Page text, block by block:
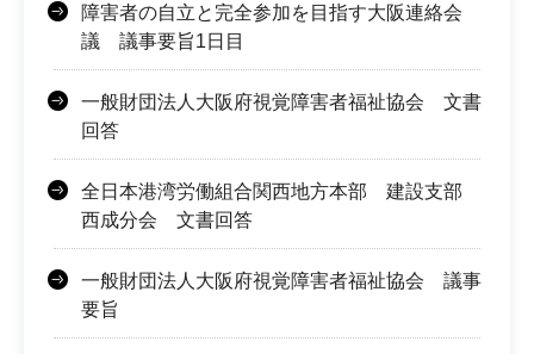
障害者の自立と完全参加を目指す大阪連絡会
議 議事要旨1日目
一般財団法人大阪府視覚障害者福祉協会 文書
回答
全日本港湾労働組合関西地方本部 建設支部
西成分会 文書回答
一般財団法人大阪府視覚障害者福祉協会 議事
要旨